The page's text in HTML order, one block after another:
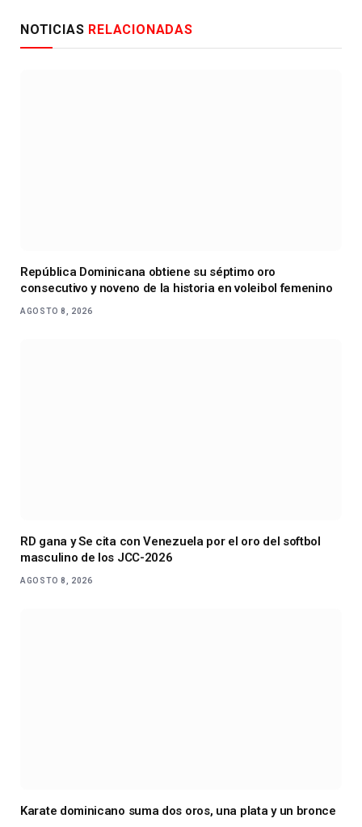
NOTICIAS RELACIONADAS
República Dominicana obtiene su séptimo oro
consecutivo y noveno de la historia en voleibol femenino
AGOSTO 8, 2026
RD gana y Se cita con Venezuela por el oro del softbol
masculino de los JCC-2026
AGOSTO 8, 2026
Karate dominicano suma dos oros, una plata y un bronce